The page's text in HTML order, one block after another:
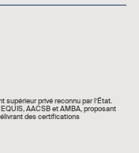
supérieur privé reconnu par l’État.
AACSB et AMBA, proposant
des certifications